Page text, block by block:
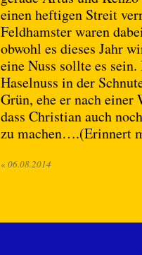
einen heftigen Streit
Feldhamster waren
obwohl es dieses Jahr
eine Nuss sollte es
Haselnuss in der
Grün, ehe er nach
dass Christian auch
zu machen….(Erinnert
« 06.08.2014